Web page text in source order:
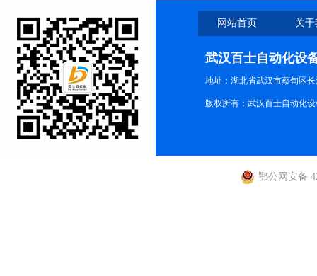
网站首页 关
武汉百士自动化设
地址：湖北省武汉市蔡甸区
版权所有：武汉百士自动化
鄂公网安备